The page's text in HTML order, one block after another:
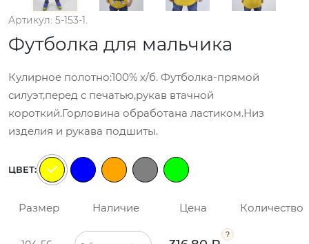
Артикул: 5-153-1.
Футболка для мальчика
Кулирное полотно:100% х/б. Футболка-прямой
силуэт,перед с печатью,рукав втачной
короткий.Горловина обработана ластиком.Низ
изделия и рукава подшиты.
ЦВЕТ:
Размер Наличие Цена Количество